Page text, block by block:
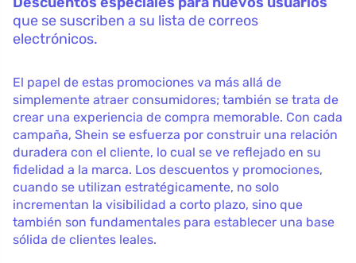
que se suscriben a su lista de correos
electrónicos.
El papel de estas promociones va más allá de
simplemente atraer consumidores; también se trata de
crear una experiencia de compra memorable. Con cada
campaña, Shein se esfuerza por construir una relación
duradera con el cliente, lo cual se ve reflejado en su
fidelidad a la marca. Los descuentos y promociones,
cuando se utilizan estratégicamente, no solo
incrementan la visibilidad a corto plazo, sino que
también son fundamentales para establecer una base
sólida de clientes leales.